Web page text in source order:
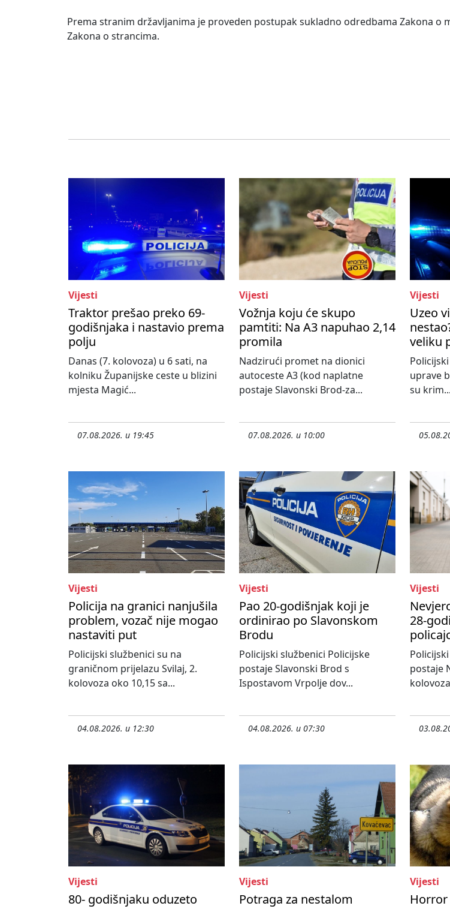
Prema stranim državljanima je proveden postupak sukladno odredbama Zakona o
Zakona o strancima.
Vijesti
Traktor prešao preko 69-
godišnjaka i nastavio prema
polju
Danas (7. kolovoza) u 6 sati, na
kolniku Županijske ceste u blizini
mjesta Magić...
07.08.2026. u 19:45
Vijesti
Vožnja koju će skupo
pamtiti: Na A3 napuhao 2,14
promila
Nadzirući promet na dionici
autoceste A3 (kod naplatne
postaje Slavonski Brod-za...
07.08.2026. u 10:00
Vijesti
Uzeo
veliku
uprave
su krim...
Vijesti
Policija na granici nanjušila
problem, vozač nije mogao
nastaviti put
Policijski službenici su na
graničnom prijelazu Svilaj, 2.
kolovoza oko 10,15 sa...
04.08.2026. u 12:30
Vijesti
Pao 20-godišnjak koji je
ordinirao po Slavonskom
Brodu
Policijski službenici Policijske
postaje Slavonski Brod s
Ispostavom Vrpolje dov...
04.08.2026. u 07:30
Vijesti
28-
postaje
Vijesti
80- godišnjaku oduzeto
Vijesti
Potraga za nestalom
Vijesti
Horror